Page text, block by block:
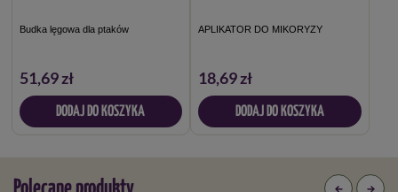
Budka lęgowa dla ptaków
51,69 zł
DODAJ DO KOSZYKA
APLIKATOR DO MIKORYZY
18,69 zł
DODAJ DO KOSZYKA